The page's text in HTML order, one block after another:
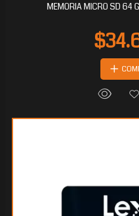
MEMORIA MICRO SD 64